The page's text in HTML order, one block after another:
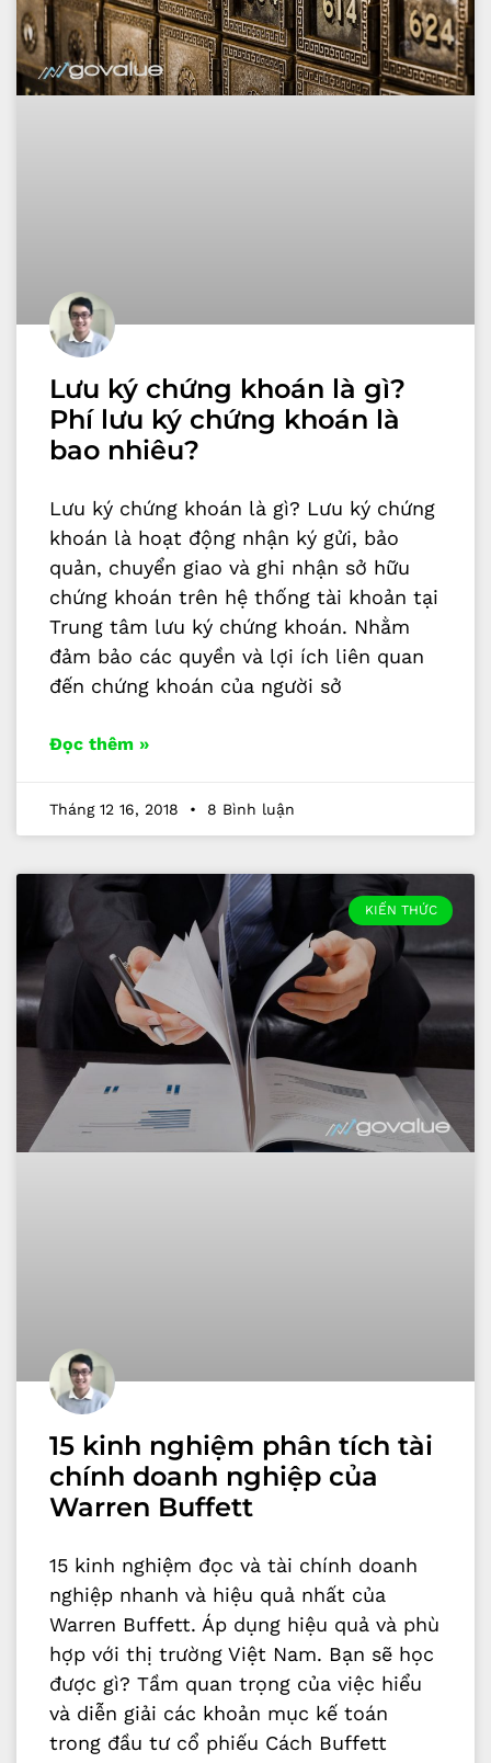
Lưu ký chứng khoán là gì?
Phí lưu ký chứng khoán là
bao nhiêu?
Lưu ký chứng khoán là gì? Lưu ký chứng
khoán là hoạt động nhận ký gửi, bảo
quản, chuyển giao và ghi nhận sở hữu
chứng khoán trên hệ thống tài khoản tại
Trung tâm lưu ký chứng khoán. Nhằm
đảm bảo các quyền và lợi ích liên quan
đến chứng khoán của người sở
Đọc thêm »
Tháng 12 16, 2018 8 Bình luận
KIẾN THỨC
15 kinh nghiệm phân tích tài
chính doanh nghiệp của
Warren Buffett
15 kinh nghiệm đọc và tài chính doanh
nghiệp nhanh và hiệu quả nhất của
Warren Buffett. Áp dụng hiệu quả và phù
hợp với thị trường Việt Nam. Bạn sẽ học
được gì? Tầm quan trọng của việc hiểu
và diễn giải các khoản mục kế toán
trong đầu tư cổ phiếu Cách Buffett